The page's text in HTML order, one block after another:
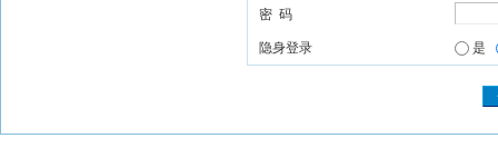
密 码
隐身登录 是